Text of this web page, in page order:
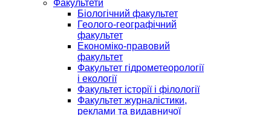
Факультети
Біологічний факультет
Геолого-географічний
факультет
Економіко-правовий
факультет
Факультет гідрометеорології
і екології
Факультет історії і філології
Факультет журналістики,
реклами та видавничої